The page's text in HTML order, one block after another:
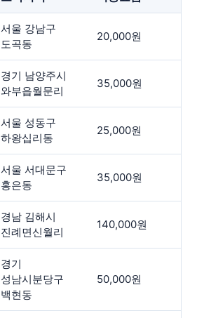
서울 강남구
도곡동
20,000원
경기 남양주시
와부읍월문리
35,000원
서울 성동구
하왕십리동
25,000원
서울 서대문구
홍은동
35,000원
경남 김해시
진례면신월리
140,000원
경기
성남시분당구
백현동
50,000원